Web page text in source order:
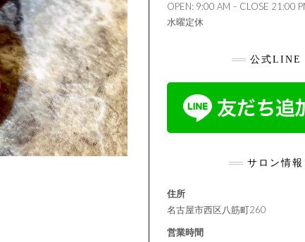
OPEN: 9:00 AM – CLOSE 21:00
水曜定休
公式LINE
サロン情報
住所
名古屋市西区八筋町260
営業時間